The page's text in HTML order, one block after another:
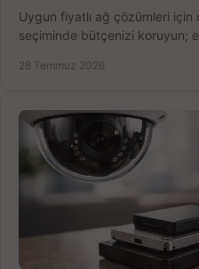
Uygun fiyatlı ağ çözümleri
seçiminde bütçenizi koruyun;
28 Temmuz 2026